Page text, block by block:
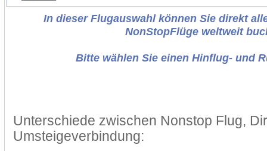
In dieser Flugauswahl können Sie direkt
NonStopFlüge weltweit
Bitte wählen Sie einen Hinflug- und
Unterschiede zwischen Nonstop Flug,
Umsteigeverbindung: